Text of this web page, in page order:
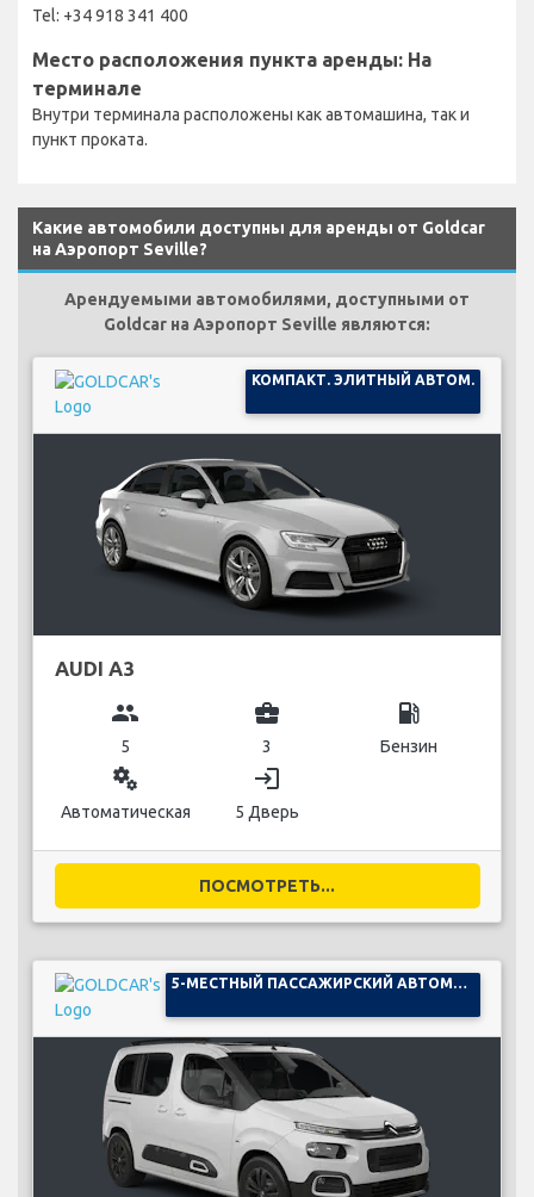
Tel: +34 918 341 400
Место расположения пункта аренды: На
терминале
Внутри терминала расположены как автомашина, так и
пункт проката.
Какие автомобили доступны для аренды от Goldcar
на Аэропорт Seville?
Арендуемыми автомобилями, доступными от
Goldcar на Аэропорт Seville являются:
КОМПАКТ. ЭЛИТНЫЙ АВТОМ.
AUDI A3
group
5
business_center
3
local_gas_station
Бензин
miscellaneous_services
Автоматическая
login
5 Дверь
ПОСМОТРЕТЬ...
5-МЕСТНЫЙ ПАССАЖИРСКИЙ АВТОМОБИЛЬ